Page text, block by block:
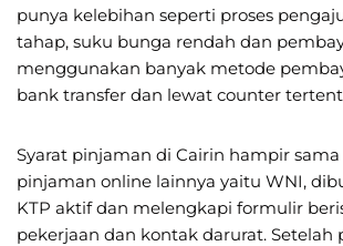
punya kelebihan seperti proses
tahap, suku bunga rendah dan
menggunakan banyak metode
bank transfer dan lewat counter
Syarat pinjaman di Cairin hampir
pinjaman online lainnya yaitu WNI,
KTP aktif dan melengkapi formulir
pekerjaan dan kontak darurat. Setelah